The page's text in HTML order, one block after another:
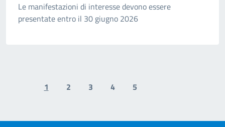
Le manifestazioni di interesse devono essere
presentate entro il 30 giugno 2026
Previous page
1 2 3 4 5